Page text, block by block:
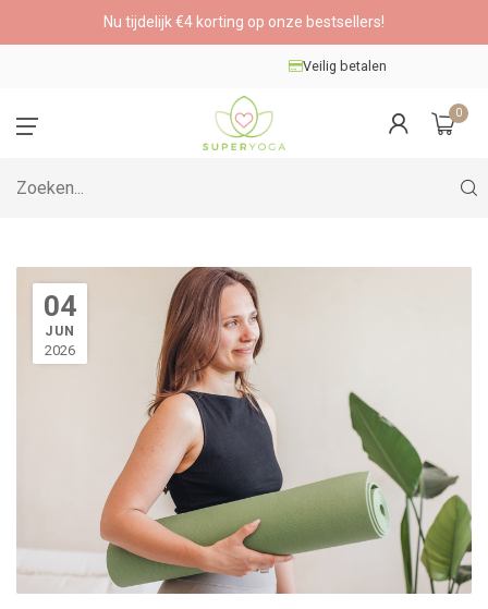
Nu tijdelijk €4 korting op onze bestsellers!
Veilig betalen
0
04
JUN
2026